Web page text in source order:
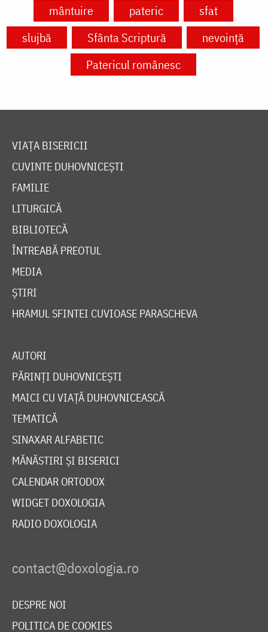
mântuire
pateric
sfat
slujbă
Sfânta Scriptură
nevoință
Patericul românesc
VIAȚA BISERICII
CUVINTE DUHOVNICEȘTI
FAMILIE
LITURGICĂ
BIBLIOTECĂ
ÎNTREABĂ PREOTUL
MEDIA
ȘTIRI
HRAMUL SFINTEI CUVIOASE PARASCHEVA
AUTORI
PĂRINȚI DUHOVNICEȘTI
MAICI CU VIAȚĂ DUHOVNICEASCĂ
TEMATICĂ
SINAXAR ALFABETIC
MĂNĂSTIRI ȘI BISERICI
CALENDAR ORTODOX
WIDGET DOXOLOGIA
RADIO DOXOLOGIA
DESPRE NOI
POLITICA DE COOKIES